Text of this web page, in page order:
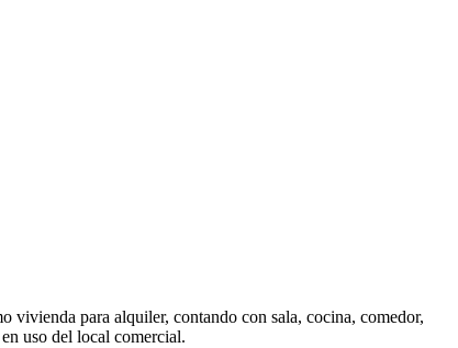
vivienda para alquiler, contando con sala, cocina, comedor,
uso del local comercial.